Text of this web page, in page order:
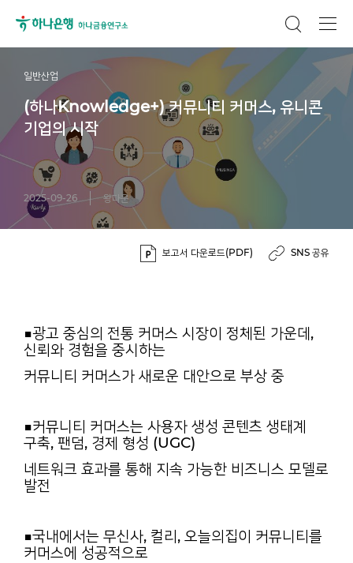
일반산업
(하나Knowledge+) 커뮤니티 커머스, 유니콘
기업의 시작
2025-09-26 왕다운
보고서 다운로드(PDF) SNS 공유
■광고 중심의 전통 커머스 시장이 정체된 가운데,
신뢰와 경험을 중시하는
커뮤니티 커머스가 새로운 대안으로 부상 중
■커뮤니티 커머스는 사용자 생성 콘텐츠 생태계
구축, 팬덤, 경제 형성 (UGC)
네트워크 효과를 통해 지속 가능한 비즈니스 모델로
발전
■국내에서는 무신사, 컬리, 오늘의집이 커뮤니티를
커머스에 성공적으로